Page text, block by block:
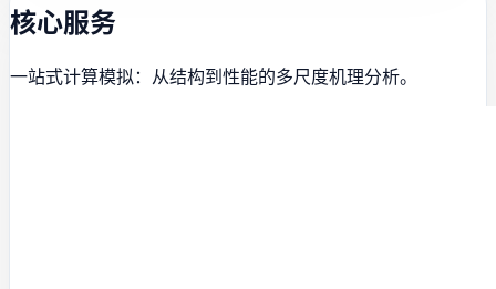
核心服务
一站式计算模拟：从结构到性能的多尺度机理分析。